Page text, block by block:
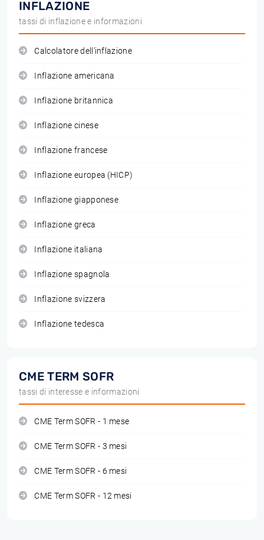
INFLAZIONE
tassi di inflazione e informazioni
Calcolatore dell'inflazione
Inflazione americana
Inflazione britannica
Inflazione cinese
Inflazione francese
Inflazione europea (HICP)
Inflazione giapponese
Inflazione greca
Inflazione italiana
Inflazione spagnola
Inflazione svizzera
Inflazione tedesca
CME TERM SOFR
tassi di interesse e informazioni
CME Term SOFR - 1 mese
CME Term SOFR - 3 mesi
CME Term SOFR - 6 mesi
CME Term SOFR - 12 mesi